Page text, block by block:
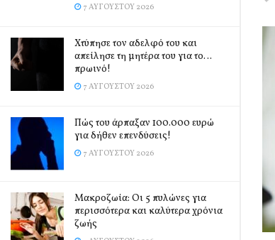
7 ΑΥΓΟΎΣΤΟΥ 2026
Χτύπησε τον αδελφό του και
απείλησε τη μητέρα του για το…
πρωινό!
7 ΑΥΓΟΎΣΤΟΥ 2026
Πώς του άρπαξαν 100.000 ευρώ
για δήθεν επενδύσεις!
7 ΑΥΓΟΎΣΤΟΥ 2026
Mακροζωία: Οι 5 πυλώνες για
περισσότερα και καλύτερα χρόνια
ζωής